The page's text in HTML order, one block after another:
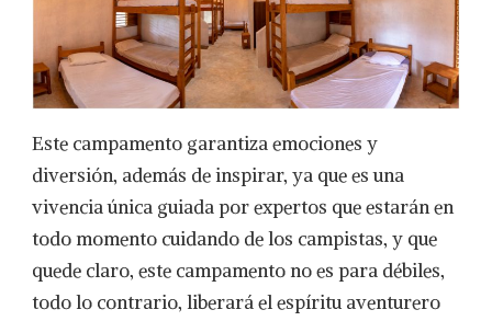
Este campamento garantiza emociones y
diversión, además de inspirar, ya que es una
vivencia única guiada por expertos que estarán en
todo momento cuidando de los campistas, y que
quede claro, este campamento no es para débiles,
todo lo contrario, liberará el espíritu aventurero